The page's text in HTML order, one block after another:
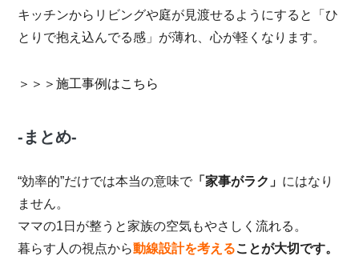
キッチンからリビングや庭が見渡せるようにすると「ひ
とりで抱え込んでる感」が薄れ、心が軽くなります。
＞＞＞施工事例はこちら
-まとめ-
“効率的”だけでは本当の意味で 「家事がラク」 にはなり
ません。
ママの1日が整うと家族の空気もやさしく流れる。
暮らす人の視点から動線設計を考えることが大切です。